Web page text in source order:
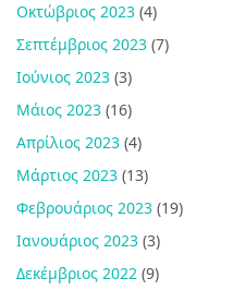
Οκτώβριος 2023 (4)
Σεπτέμβριος 2023 (7)
Ιούνιος 2023 (3)
Μάιος 2023 (16)
Απρίλιος 2023 (4)
Μάρτιος 2023 (13)
Φεβρουάριος 2023 (19)
Ιανουάριος 2023 (3)
Δεκέμβριος 2022 (9)